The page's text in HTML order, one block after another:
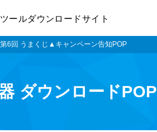
ールダウンロードサイト
第6回 うまくじ▲キャンペーン告知POP
ダウンロードPOP